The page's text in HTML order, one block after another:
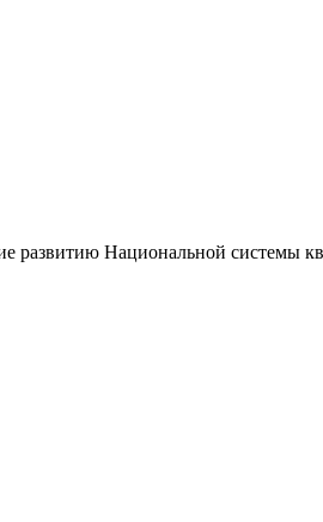
развитию Национальной системы